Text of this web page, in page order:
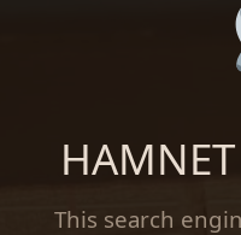
This search